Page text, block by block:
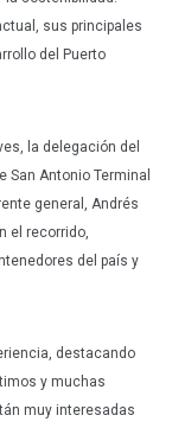
sus principales
del Puerto
la delegación del
Antonio Terminal
general, Andrés
el recorrido,
del país y
destacando
y muchas
muy interesadas